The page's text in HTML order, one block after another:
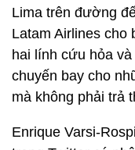
Lima trên đường
Latam Airlines cho
hai lính cứu hỏa
chuyến bay cho
mà không phải trả
Enrique Varsi-